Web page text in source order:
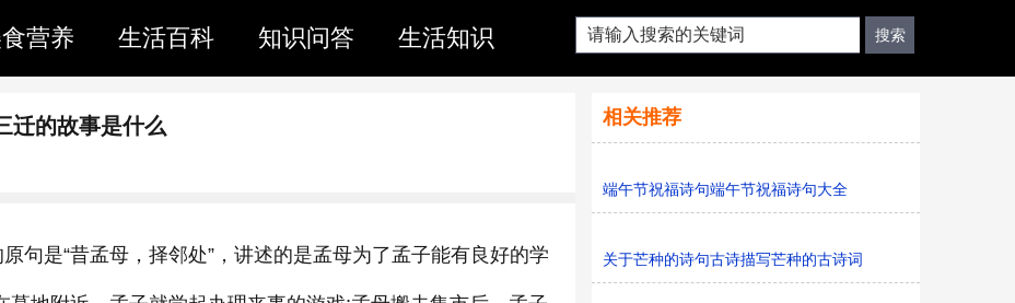
营养 生活百科 知识问答 生活知识
迁的故事是什么
原句是“昔孟母，择邻处”，讲述的是孟母为了孟子能有良好的学
相关推荐
端午节祝福诗句端午节祝福诗句大全
关于芒种的诗句古诗描写芒种的古诗词